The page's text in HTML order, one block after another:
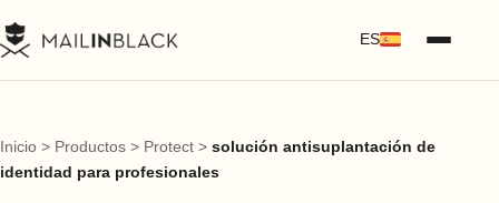
ES
Inicio > Productos > Protect > solución antisuplantación de
identidad para profesionales